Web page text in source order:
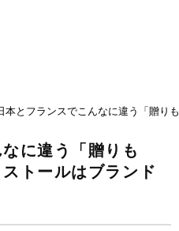
本とフランスでこんなに違う「贈り
に違う「贈りも
トールはブランド